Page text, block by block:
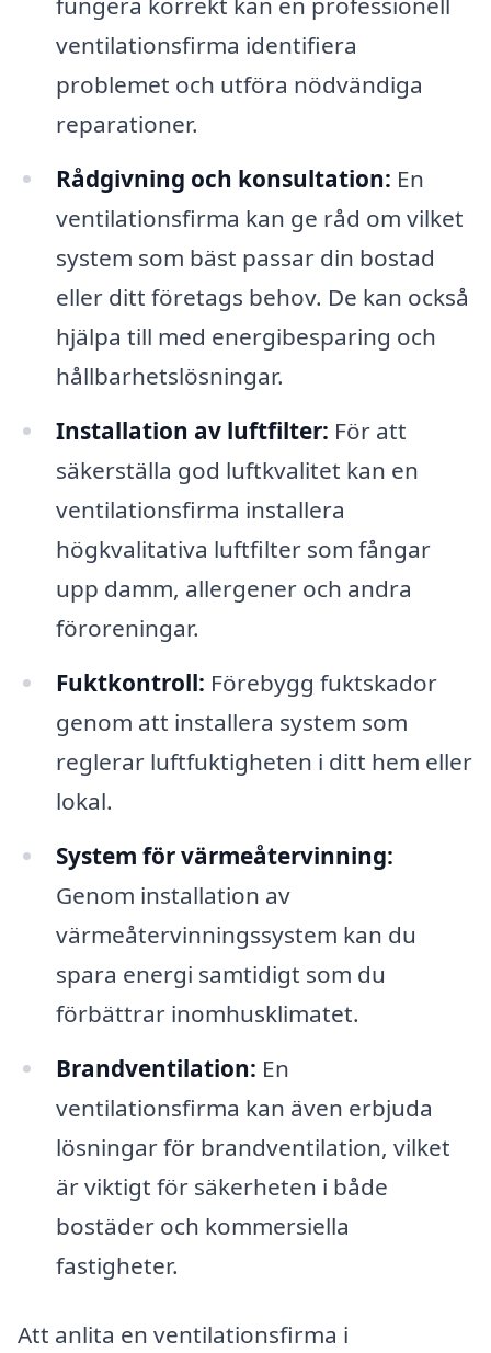
ventilationsfirma identifiera
problemet och utföra nödvändiga
reparationer.
Rådgivning och konsultation: En
ventilationsfirma kan ge råd om vilket
system som bäst passar din bostad
eller ditt företags behov. De kan också
hjälpa till med energibesparing och
hållbarhetslösningar.
Installation av luftfilter: För att
säkerställa god luftkvalitet kan en
ventilationsfirma installera
högkvalitativa luftfilter som fångar
upp damm, allergener och andra
föroreningar.
Fuktkontroll: Förebygg fuktskador
genom att installera system som
reglerar luftfuktigheten i ditt hem eller
lokal.
System för värmeåtervinning:
Genom installation av
värmeåtervinningssystem kan du
spara energi samtidigt som du
förbättrar inomhusklimatet.
Brandventilation: En
ventilationsfirma kan även erbjuda
lösningar för brandventilation, vilket
är viktigt för säkerheten i både
bostäder och kommersiella
fastigheter.
Att anlita en ventilationsfirma i